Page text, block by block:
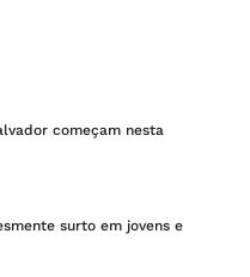
começam nesta
surto em jovens e